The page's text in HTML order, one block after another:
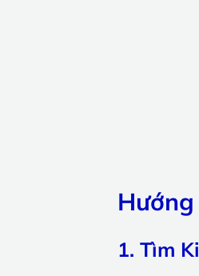
1. Tìm